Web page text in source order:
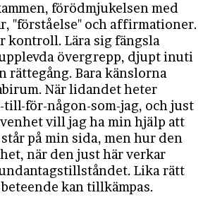
förödmjukelsen med
"förståelse" och affirmationer.
kontroll. Lära sig fängsla
övergrepp, djupt inuti
rättegång. Bara känslorna
När lidandet heter
för-någon-som-jag, och just
vill jag ha min hjälp att
på min sida, men hur den
när den just här verkar
Lika rätt
kan tillkämpas.